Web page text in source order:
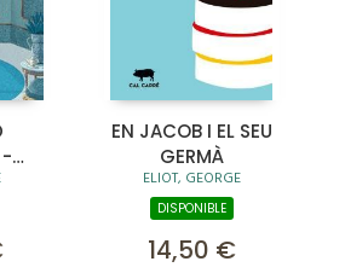
-
EN JACOB I EL SEU
GERMÀ
ELIOT, GEORGE
DISPONIBLE
14,50 €